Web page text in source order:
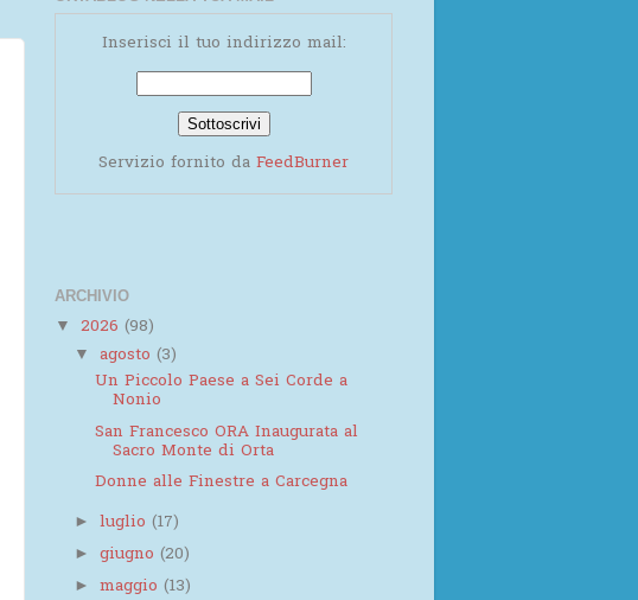
Inserisci il tuo indirizzo mail:
Servizio fornito da FeedBurner
ARCHIVIO
▼ 2026 (98)
▼agosto(3)
Un Piccolo Paese a Sei Corde a
Nonio
San Francesco ORA Inaugurata al
Sacro Monte di Orta
Donne alle Finestre a Carcegna
►luglio(17)
►giugno(20)
►maggio(13)